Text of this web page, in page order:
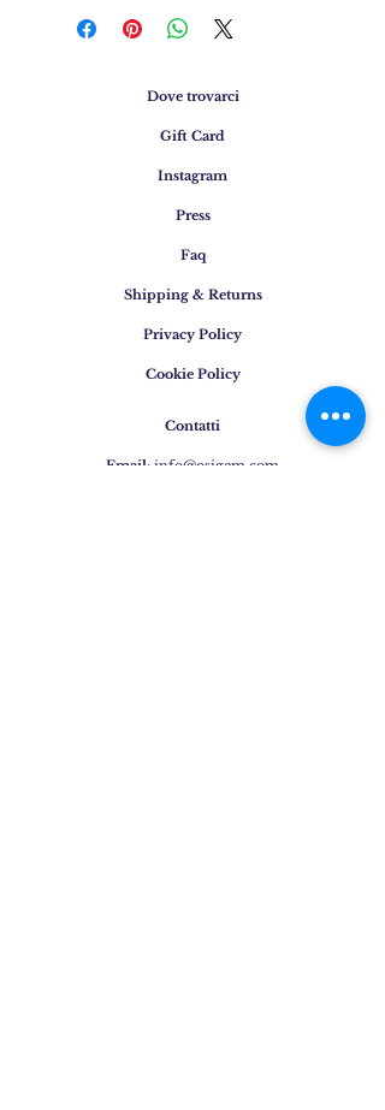
Dove trovarci
Gift Card
Instagram
Press
Faq
Shipping & Returns
Privacy Policy
Cookie Policy
Contatti
Email: info@osigem.com